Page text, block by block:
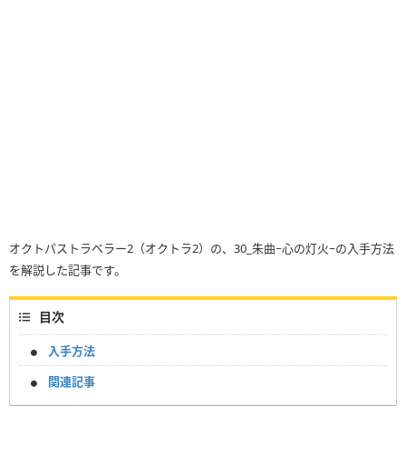
オクトパストラベラー2（オクトラ2）の、30_朱曲−心の灯火−の入手方法
を解説した記事です。
目次
入手方法
関連記事